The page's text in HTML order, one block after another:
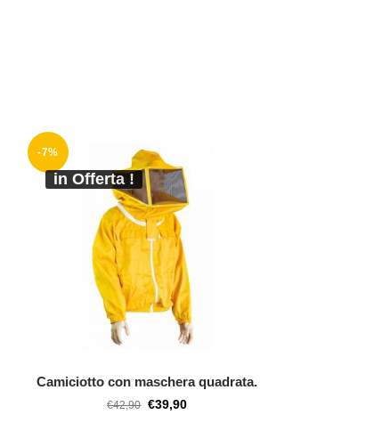
-7%
in Offerta !
Camiciotto con maschera quadrata.
€42,90 €39,90